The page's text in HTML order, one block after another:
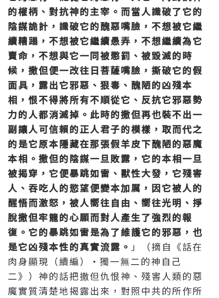
的權柄、對抗神的主宰。而當人識破了它的
陰謀詭計，識破它的醜惡嘴臉，不想被它繼
續糟蹋，不想被它繼續愚弄，不想繼續為它
賣命，不想與它一同被懲罰、被毀滅的時
候，撒但便一改往日菩薩嘴臉，撕破它的假
面具，露出它邪惡、狠毒、醜陋的凶殘本
相，恨不得將所有不順從它、反抗它邪惡勢
力的人都消滅掉。此時的撒但再也裝不出一
副讓人可信賴的正人君子的模樣，取而代之
的是它原本隱藏在那張假羊皮下醜陋的惡魔
本相。撒但的陰謀一旦敗露，它的本相一旦
被揭穿，它便暴跳如雷、獸性大發，它殘害
人、吞吃人的慾望便變本加厲，因它被人的
醒悟而激怒，被人嚮往自由、嚮往光明、掙
脫撒但牢籠的心願而對人產生了強烈的報
復。它的暴跳如雷是為了維護它的邪惡，也
是它凶殘本性的真實流露。 」（摘自《話在
肉身顯現（續編）·獨一無二的神自己
二》）神的話把撒但仇恨神、殘害人類的惡
魔實質清楚地揭露出來，對照中共的所作所